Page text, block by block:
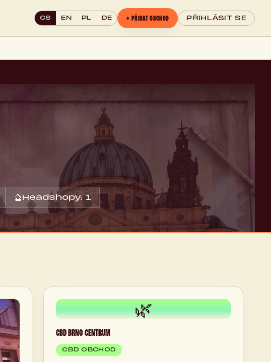
CS EN PL DE + PŘIDAT OBCHOD PŘIHLÁSIT SE
🔮Headshopy: 1
🌿
CBD BRNO CENTRUM
CBD OBCHOD